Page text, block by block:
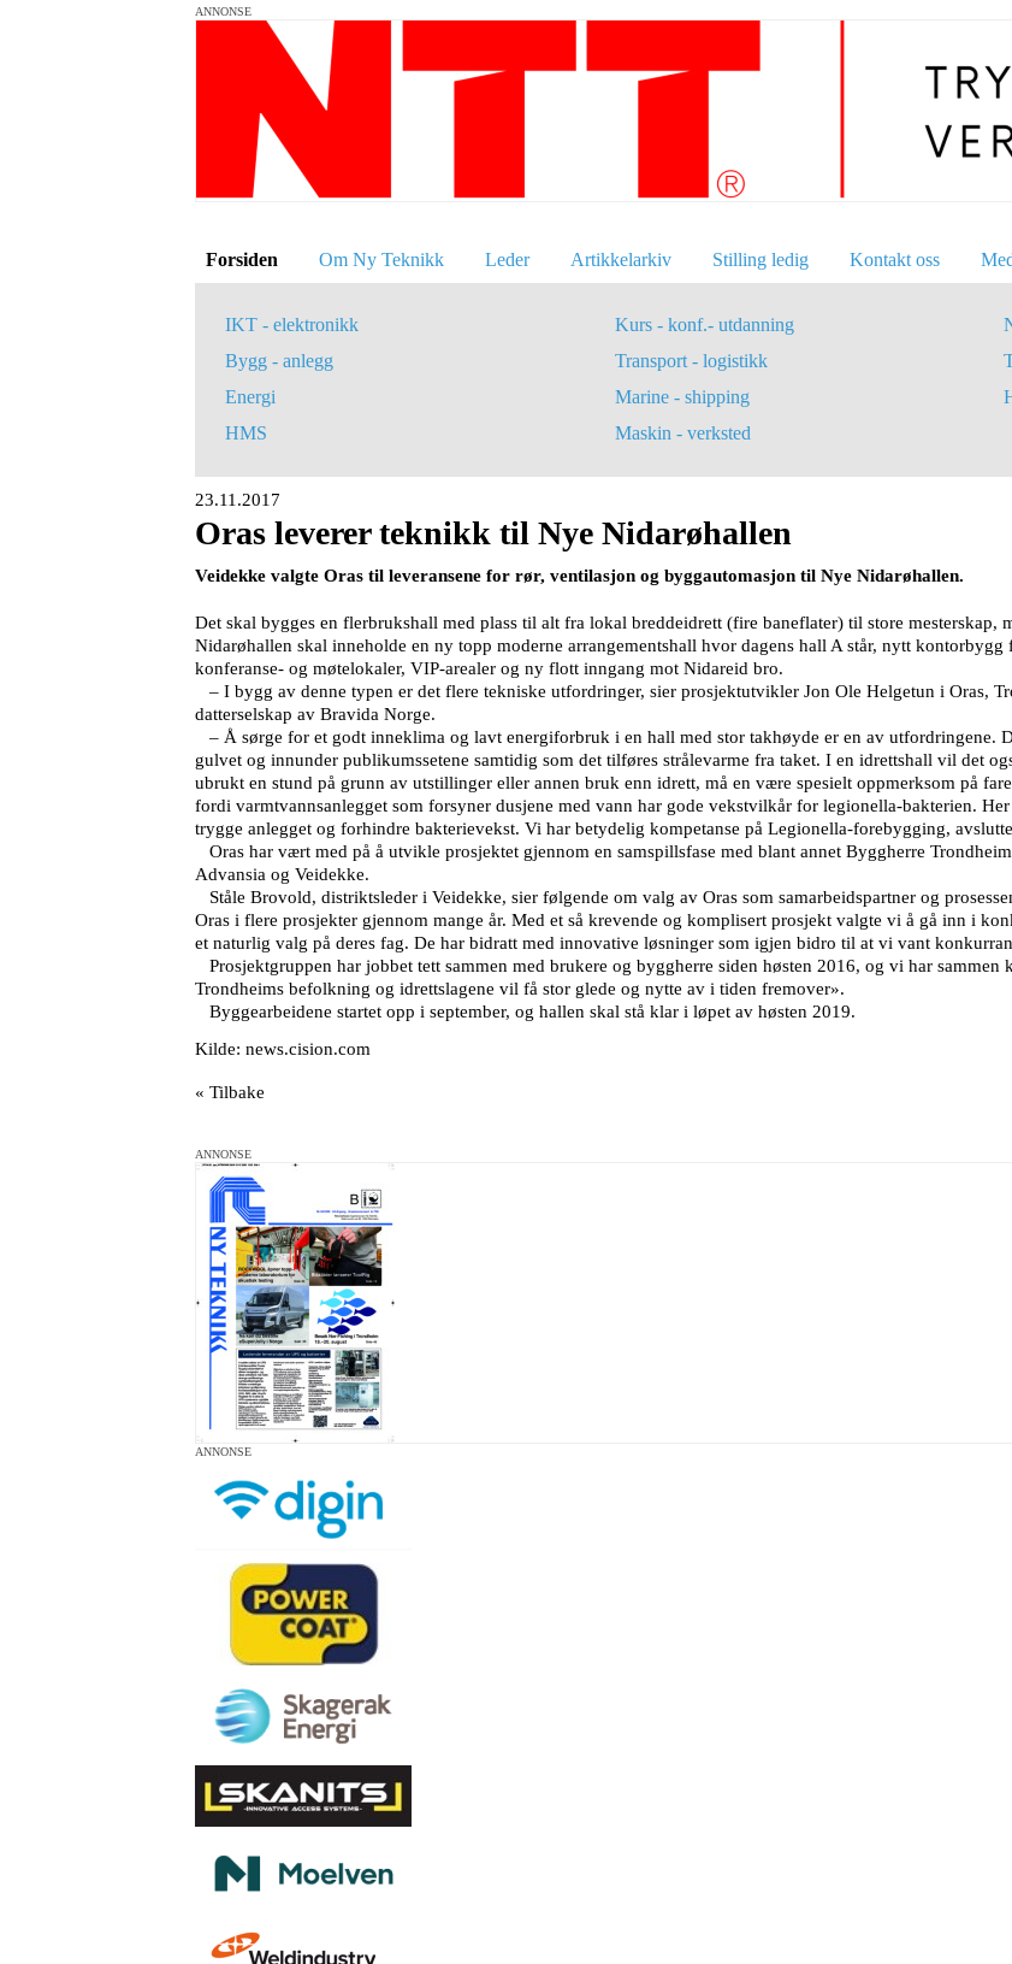
ANNONSE
Forsiden Om Ny Teknikk Leder Artikkelarkiv Stilling ledig Kontakt oss
IKT - elektronikk
Bygg - anlegg
Energi
HMS
Kurs - konf.- utdanning
Transport - logistikk
Marine - shipping
Maskin - verksted
23.11.2017
Oras leverer teknikk til Nye Nidarøhallen
Veidekke valgte Oras til leveransene for rør, ventilasjon og byggautomasjon til Nye Nidarøhallen.
Det skal bygges en flerbrukshall med plass til alt fra lokal breddeidrett (fire baneflater) til store mesterskap,
Nidarøhallen skal inneholde en ny topp moderne arrangementshall hvor dagens hall A står, nytt
konferanse- og møtelokaler, VIP-arealer og ny flott inngang mot Nidareid bro.
– I bygg av denne typen er det flere tekniske utfordringer, sier prosjektutvikler Jon Ole Helgetun i Oras,
datterselskap av Bravida Norge.
– Å sørge for et godt inneklima og lavt energiforbruk i en hall med stor takhøyde er en av utfordringene.
gulvet og innunder publikumssetene samtidig som det tilføres strålevarme fra taket. I en idrettshall vil det
ubrukt en stund på grunn av utstillinger eller annen bruk enn idrett, må en være spesielt oppmerksom på
fordi varmtvannsanlegget som forsyner dusjene med vann har gode vekstvilkår for legionella-bakterien.
trygge anlegget og forhindre bakterievekst. Vi har betydelig kompetanse på Legionella-forebygging,
Oras har vært med på å utvikle prosjektet gjennom en samspillsfase med blant annet Byggherre
Advansia og Veidekke.
Ståle Brovold, distriktsleder i Veidekke, sier følgende om valg av Oras som samarbeidspartner og
Oras i flere prosjekter gjennom mange år. Med et så krevende og komplisert prosjekt valgte vi å gå inn i
et naturlig valg på deres fag. De har bidratt med innovative løsninger som igjen bidro til at vi vant
Prosjektgruppen har jobbet tett sammen med brukere og byggherre siden høsten 2016, og vi har
Trondheims befolkning og idrettslagene vil få stor glede og nytte av i tiden fremover».
Byggearbeidene startet opp i september, og hallen skal stå klar i løpet av høsten 2019.
Kilde: news.cision.com
« Tilbake
ANNONSE
ANNONSE